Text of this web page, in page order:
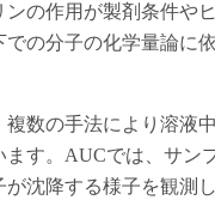
ンの作用が製剤条件や
での分子の化学量論に
複数の手法により溶液
ます。AUCでは、サン
が沈降する様子を観測